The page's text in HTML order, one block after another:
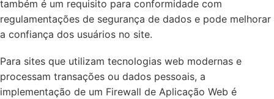
também é um requisito para conformidade com
regulamentações de segurança de dados e pode melhorar
a confiança dos usuários no site.
Para sites que utilizam tecnologias web modernas e
processam transações ou dados pessoais, a
implementação de um Firewall de Aplicação Web é